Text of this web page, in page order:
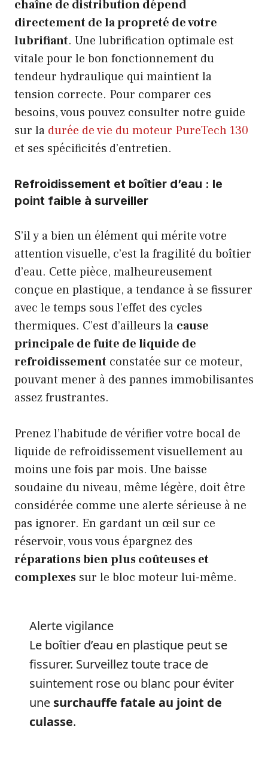
chaîne de distribution dépend
directement de la propreté de votre
lubrifiant. Une lubrification optimale est
vitale pour le bon fonctionnement du
tendeur hydraulique qui maintient la
tension correcte. Pour comparer ces
besoins, vous pouvez consulter notre guide
sur la durée de vie du moteur PureTech 130
et ses spécificités d’entretien.
Refroidissement et boîtier d’eau : le
point faible à surveiller
S’il y a bien un élément qui mérite votre
attention visuelle, c’est la fragilité du boîtier
d’eau. Cette pièce, malheureusement
conçue en plastique, a tendance à se fissurer
avec le temps sous l’effet des cycles
thermiques. C’est d’ailleurs la cause
principale de fuite de liquide de
refroidissement constatée sur ce moteur,
pouvant mener à des pannes immobilisantes
assez frustrantes.
Prenez l’habitude de vérifier votre bocal de
liquide de refroidissement visuellement au
moins une fois par mois. Une baisse
soudaine du niveau, même légère, doit être
considérée comme une alerte sérieuse à ne
pas ignorer. En gardant un œil sur ce
réservoir, vous vous épargnez des
réparations bien plus coûteuses et
complexes sur le bloc moteur lui-même.
Alerte vigilance
Le boîtier d’eau en plastique peut se
fissurer. Surveillez toute trace de
suintement rose ou blanc pour éviter
une surchauffe fatale au joint de
culasse.